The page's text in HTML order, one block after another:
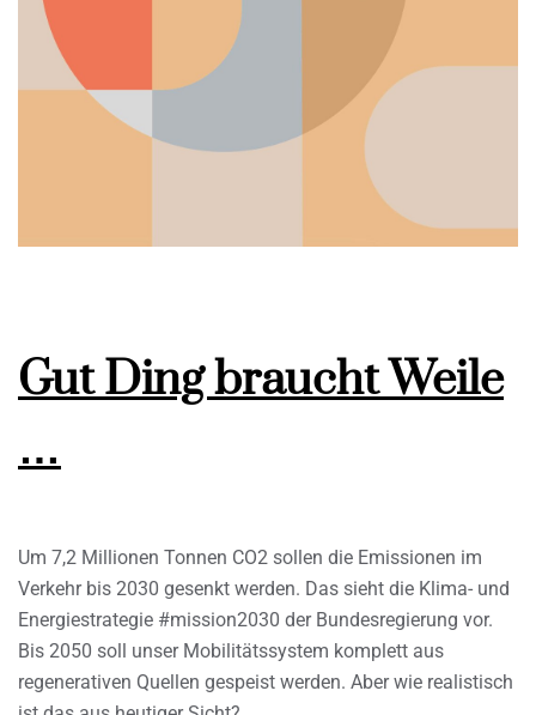
Gut Ding braucht Weile
…
Um 7,2 Millionen Tonnen CO2 sollen die Emissionen im
Verkehr bis 2030 gesenkt werden. Das sieht die Klima- und
Energiestrategie #mission2030 der Bundesregierung vor.
Bis 2050 soll unser Mobilitätssystem komplett aus
regenerativen Quellen gespeist werden. Aber wie realistisch